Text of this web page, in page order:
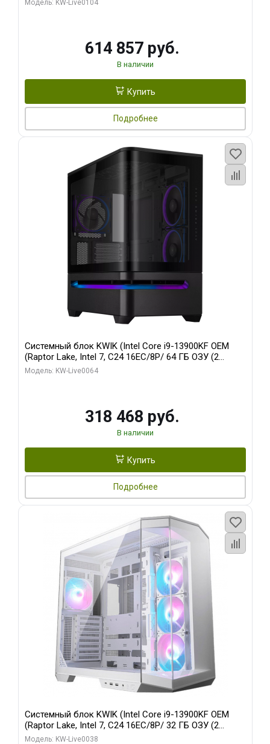
Модель: KW-Live0104
614 857 руб.
В наличии
Купить
Подробнее
Системный блок KWIK (Intel Core i9-13900KF OEM
(Raptor Lake, Intel 7, C24 16EC/8P/ 64 ГБ ОЗУ (2
модуля)/ ASUS RTX5080 PROART OC 16GB GDDR7
Модель: KW-Live0064
318 468 руб.
В наличии
Купить
Подробнее
Системный блок KWIK (Intel Core i9-13900KF OEM
(Raptor Lake, Intel 7, C24 16EC/8P/ 32 ГБ ОЗУ (2
модуля)/ Gigabyte RX9070XT GAMING OC 16GB GDDR6
Модель: KW-Live0038